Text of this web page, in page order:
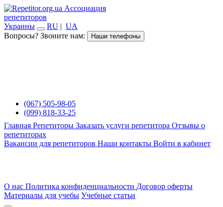
Ассоциация
репетиторов
Украины
RU | UA
Вопросы? Звоните нам:
Наши телефоны
(067) 505-98-05
(099) 818-33-25
Главная Репетиторы Заказать услуги репетитора Отзывы о
репетиторах
Вакансии для репетиторов Наши контакты Войти в кабинет
О нас Политика конфиденциальности Договор оферты
Материалы для учебы Учебные статьи